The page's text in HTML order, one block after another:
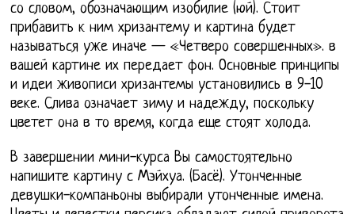
со словом, обозначающим изобилие (юй). Стоит
прибавить к ним хризантему и картина будет
называться уже иначе — «Четверо совершенных». в
вашей картине их передает фон. Основные принципы
и идеи живописи хризантемы установились в 9-10
веке. Слива означает зиму и надежду, поскольку
цветет она в то время, когда еще стоят холода.
В завершении мини-курса Вы самостоятельно
напишите картину с Мэйхуа. (Басё). Утонченные
девушки-компаньоны выбирали утонченные имена.